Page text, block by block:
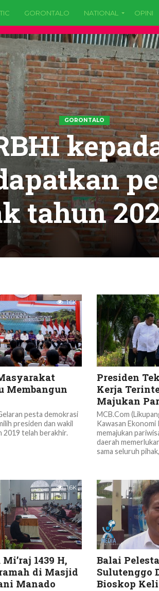
GORONTALO NATIONAL OPINI
GORONTALO
tahun
1.6K
Membangun
pesta demokrasi
presiden dan wakil
2019 telah berakhir.
Presiden
Kerja
Majukan
MCB.Com
Kawasan
memajukan
daerah
sama seluruh
1.6K
1439 H,
di Masjid
Manado
Balai
Sulutenggo
Bioskop